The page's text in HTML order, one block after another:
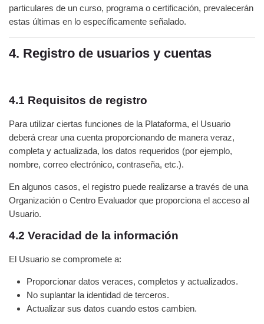
particulares de un curso, programa o certificación, prevalecerán
estas últimas en lo específicamente señalado.
4. Registro de usuarios y cuentas
4.1 Requisitos de registro
Para utilizar ciertas funciones de la Plataforma, el Usuario
deberá crear una cuenta proporcionando de manera veraz,
completa y actualizada, los datos requeridos (por ejemplo,
nombre, correo electrónico, contraseña, etc.).
En algunos casos, el registro puede realizarse a través de una
Organización o Centro Evaluador que proporciona el acceso al
Usuario.
4.2 Veracidad de la información
El Usuario se compromete a:
Proporcionar datos veraces, completos y actualizados.
No suplantar la identidad de terceros.
Actualizar sus datos cuando estos cambien.